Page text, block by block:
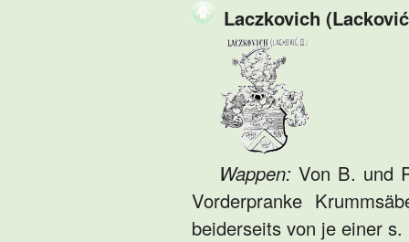
Laczkovich
Wappen: Von B. und
Vorderpranke
beiderseits von je einer